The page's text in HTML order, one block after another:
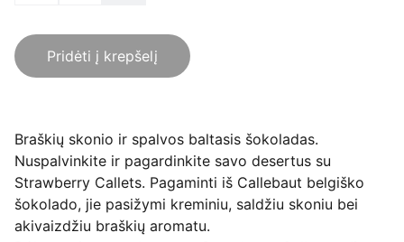
Pridėti į krepšelį
Braškių skonio ir spalvos baltasis šokoladas.
Nuspalvinkite ir pagardinkite savo desertus su
Strawberry Callets. Pagaminti iš Callebaut belgiško
šokolado, jie pasižymi kreminiu, saldžiu skoniu bei
akivaizdžiu braškių aromatu.